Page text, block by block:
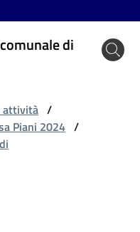
di
attività /
Piani 2024 /